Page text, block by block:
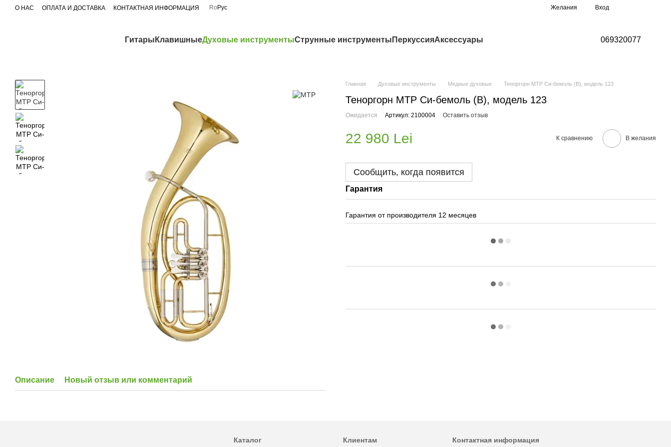
Перейти к основному контенту
О НАС ОПЛАТА И ДОСТАВКА КОНТАКТНАЯ ИНФОРМАЦИЯ Ro Рус Желания Вход
Гитары КлавишныеДуховые инструментыСтрунные инструменты ПеркуссияАксессуары 069320077
Описание Новый отзыв или комментарий
Главная Духовые инструменты Медные духовые Теноргорн MTP Си-бемоль (B), модель 123
Теноргорн MTP Си-бемоль (B), модель 123
Ожидается Артикул: 2100004 Оставить отзыв
22 980 Lei К сравнению В желания
Сообщить, когда появится
Гарантия
Гарантия от производителя 12 месяцев
Каталог Клиентам Контактная информация